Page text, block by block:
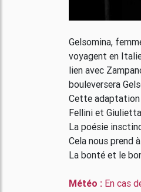
Gelsomina,
voyagent en
lien avec
bouleversera
Cette adaptation
Fellini et
La poésie
Cela nous prend
La bonté et le
Météo : En cas